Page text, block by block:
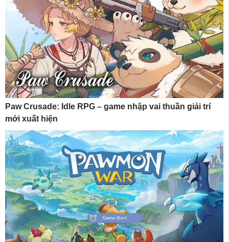
Paw Crusade: Idle RPG – game nhập vai thuần giải trí
mới xuất hiện